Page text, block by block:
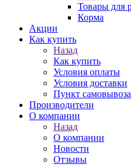
Товары для
Корма
Акции
Как купить
Назад
Как купить
Условия оплаты
Условия доставки
Пункт самовывоза
Производители
О компании
Назад
О компании
Новости
Отзывы